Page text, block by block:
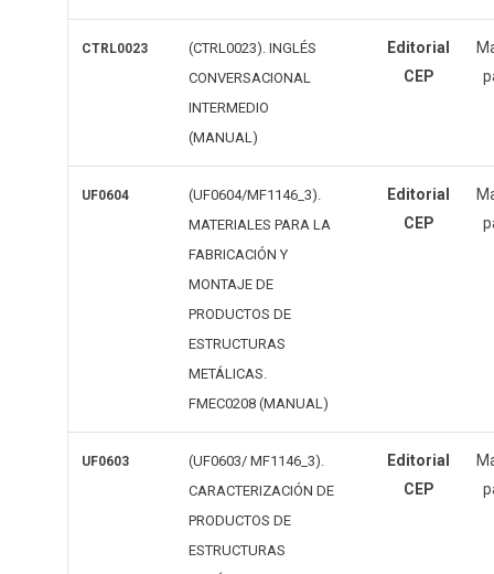
CTRL0023
(CTRL0023). INGLÉS
CONVERSACIONAL
INTERMEDIO
(MANUAL)
Editorial
CEP
UF0604
(UF0604/MF1146_3).
MATERIALES PARA LA
FABRICACIÓN Y
MONTAJE DE
PRODUCTOS DE
ESTRUCTURAS
METÁLICAS.
FMEC0208 (MANUAL)
Editorial
CEP
UF0603
(UF0603/ MF1146_3).
CARACTERIZACIÓN DE
PRODUCTOS DE
ESTRUCTURAS
Editorial
CEP